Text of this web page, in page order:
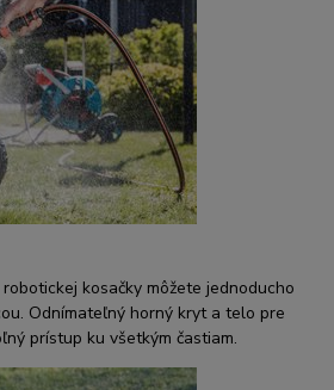
kosačky môžete jednoducho
Odnímateľný horný kryt a telo pre
prístup ku všetkým častiam.